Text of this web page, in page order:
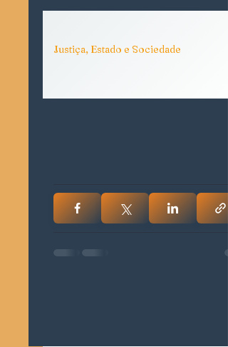
Justiça, Estado e Sociedade